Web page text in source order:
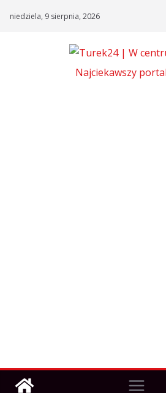
niedziela, 9 sierpnia, 2026
Najciekawszy